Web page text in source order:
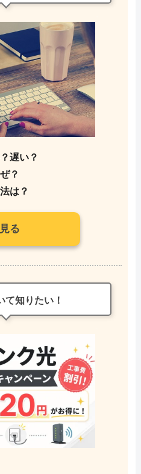
遅い？
？
は？
る
て知りたい！